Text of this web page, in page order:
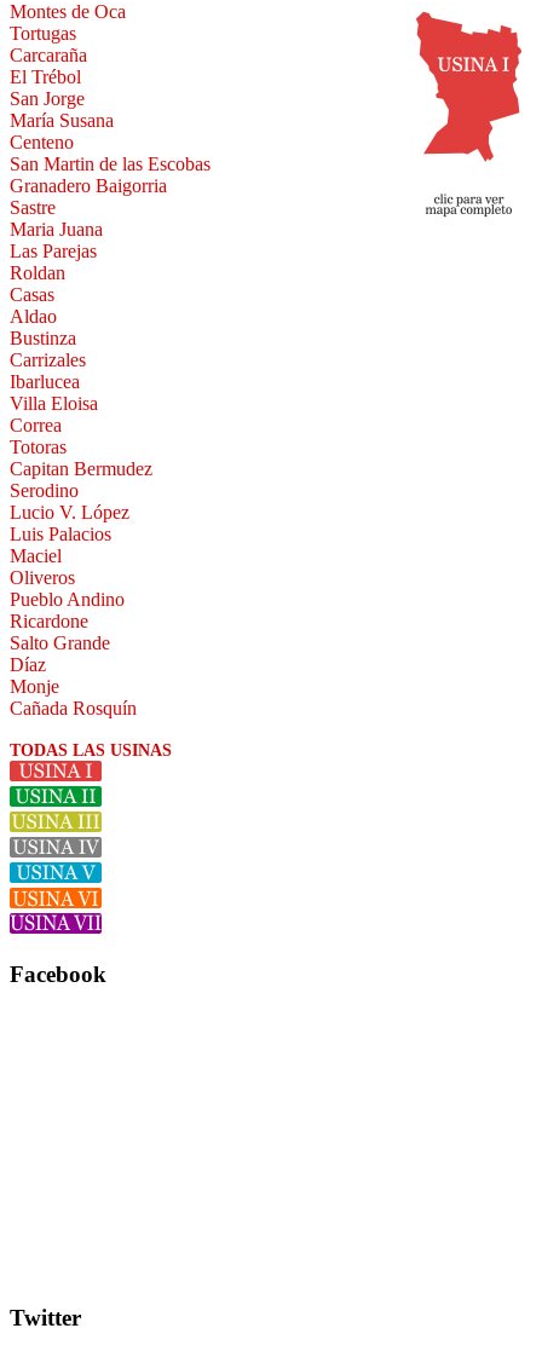
Montes de Oca
Tortugas
Carcaraña
El Trébol
San Jorge
María Susana
Centeno
San Martin de las Escobas
Granadero Baigorria
Sastre
Maria Juana
Las Parejas
Roldan
Casas
Aldao
Bustinza
Carrizales
Ibarlucea
Villa Eloisa
Correa
Totoras
Capitan Bermudez
Serodino
Lucio V. López
Luis Palacios
Maciel
Oliveros
Pueblo Andino
Ricardone
Salto Grande
Díaz
Monje
Cañada Rosquín
TODAS LAS USINAS
Facebook
Twitter